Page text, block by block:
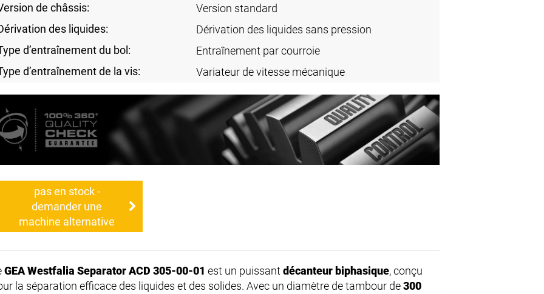
de châssis:
Version standard
des liquides:
Dérivation des liquides sans pression
d’entraînement du bol:
Entraînement par courroie
d’entraînement de la vis:
Variateur de vitesse mécanique
pas en stock -
demander une
machine alternative
GEA Westfalia Separator ACD 305-00-01 est un puissantdécanteur biphasique, conçu
la séparation efficace des liquides et des solides. Avec un diamètre de tambour de300